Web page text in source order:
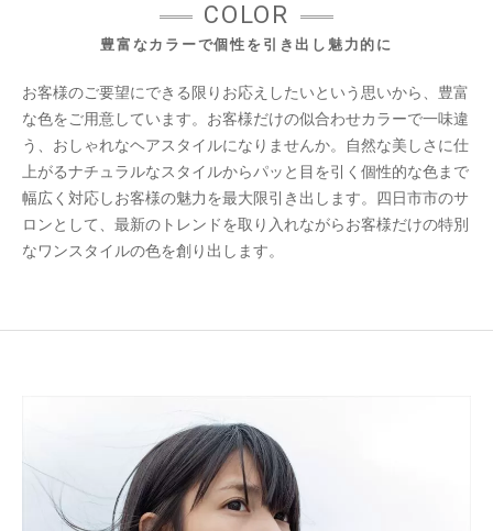
豊富なカラーで個性を引き出し魅力的に
COLOR
お客様のご要望にできる限りお応えしたいという思いから、豊富
な色をご用意しています。お客様だけの似合わせカラーで一味違
う、おしゃれなヘアスタイルになりませんか。自然な美しさに仕
上がるナチュラルなスタイルからパッと目を引く個性的な色まで
幅広く対応しお客様の魅力を最大限引き出します。四日市市のサ
ロンとして、最新のトレンドを取り入れながらお客様だけの特別
なワンスタイルの色を創り出します。